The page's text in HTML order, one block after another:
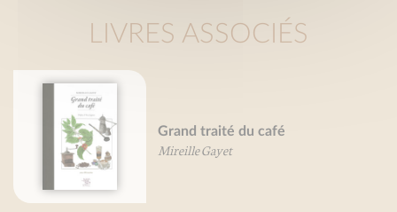
LIVRES ASSOCIÉS
Grand traité du café
Mireille Gayet